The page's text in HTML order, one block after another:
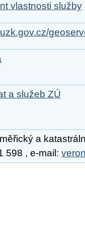
vlastnosti služby
a služeb ZÚ
a
598 , e-mail: